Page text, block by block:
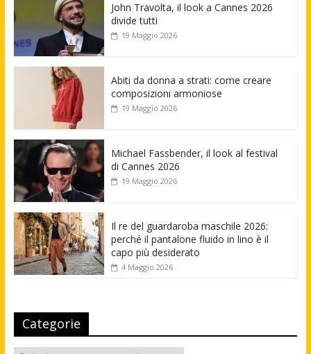
John Travolta, il look a Cannes 2026
divide tutti
19 Maggio 2026
Abiti da donna a strati: come creare
composizioni armoniose
19 Maggio 2026
Michael Fassbender, il look al festival
di Cannes 2026
19 Maggio 2026
Il re del guardaroba maschile 2026:
perché il pantalone fluido in lino è il
capo più desiderato
4 Maggio 2026
Categorie